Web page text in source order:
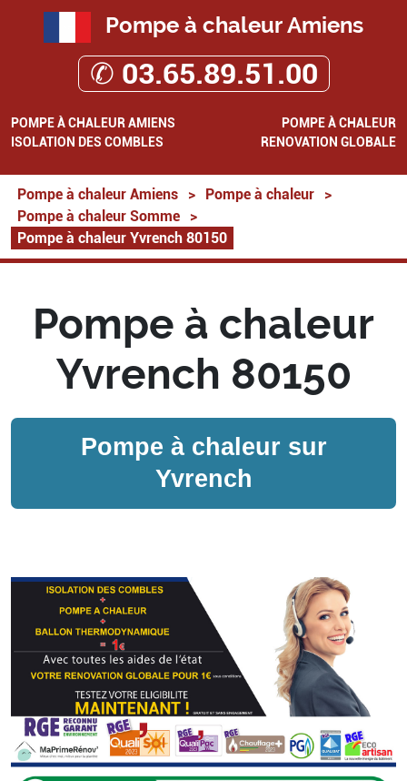
Pompe à chaleur Amiens
✆ 03.65.89.51.00
POMPE À CHALEUR AMIENS
POMPE À CHALEUR
ISOLATION DES COMBLES
RENOVATION GLOBALE
Pompe à chaleur Amiens > Pompe à chaleur
>
Pompe à chaleur Somme
>
Pompe à chaleur Yvrench 80150
Pompe à chaleur
Yvrench 80150
Pompe à chaleur sur
Yvrench